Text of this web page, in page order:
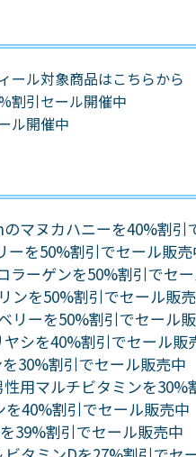
ール対象商品はこちらから
割引セール開催中
ル開催中
マヌカハニーを40%割引
を50%割引でセール販売
ーゲンを50%割引でセ
ンを50%割引でセール販
リーを50%割引でセール
シを40%割引でセール販
30%割引でセール販売中
用マルチビタミンを30%
40%割引でセール販売中
39%割引でセール販売中